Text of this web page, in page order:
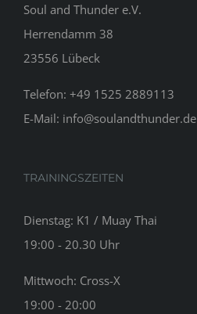
Soul and Thunder e.V.
Herrendamm 38
23556 Lübeck
Telefon: +49 1525 2889113
E-Mail: info@soulandthunder.de
TRAININGSZEITEN
Dienstag: K1 / Muay Thai
19:00 - 20.30 Uhr
Mittwoch: Cross-X
19:00 - 20:00